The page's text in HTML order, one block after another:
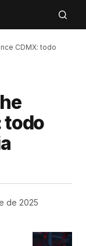
CDMX: todo
todo
de 2025